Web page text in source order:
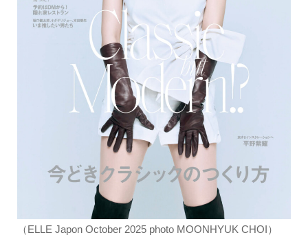
（ELLE Japon October 2025 photo MOONHYUK CHOI）